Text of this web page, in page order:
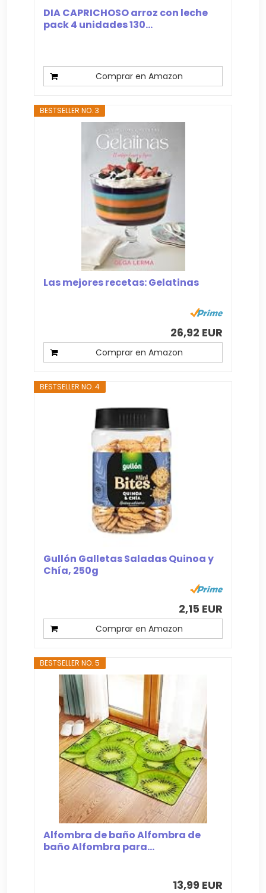
DIA CAPRICHOSO arroz con leche
pack 4 unidades 130...
Comprar en Amazon
BESTSELLER NO. 3
Las mejores recetas: Gelatinas
26,92 EUR
Comprar en Amazon
BESTSELLER NO. 4
Gullón Galletas Saladas Quinoa y
Chía, 250g
2,15 EUR
Comprar en Amazon
BESTSELLER NO. 5
Alfombra de baño Alfombra de
baño Alfombra para...
13,99 EUR